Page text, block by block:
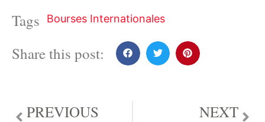
Tags Bourses Internationales
Share this post:
PREVIOUS NEXT